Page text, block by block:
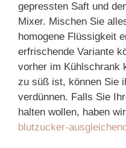
gepressten Saft und
Mixer. Mischen Sie
homogene Flüssigkeit
erfrischende Variante
vorher im Kühlschrank
zu süß ist, können Sie
verdünnen. Falls Sie
halten wollen, haben
blutzucker-